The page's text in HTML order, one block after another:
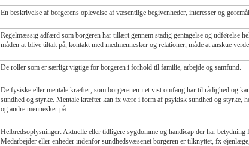
En beskrivelse af borgerens oplevelse af væsentlige begivenheder, interesser og
Regelmæssig adfærd som borgeren har tillært gennem stadig gentagelse og udførelse
måden at blive tiltalt på, kontakt med medmennesker og relationer, måde at anskue
De roller som er særligt vigtige for borgeren i forhold til familie, arbejde og samfund.
De fysiske eller mentale kræfter, som borgerenen i et vist omfang har til rådighed og
sundhed og styrke. Mentale kræfter kan fx være i form af psykisk sundhed og styrke,
og andre mennesker på.
Helbredsoplysninger: Aktuelle eller tidligere sygdomme og handicap der har
Medarbejder eller enheder indenfor sundhedsvæsenet borgeren er tilknyttet, fx